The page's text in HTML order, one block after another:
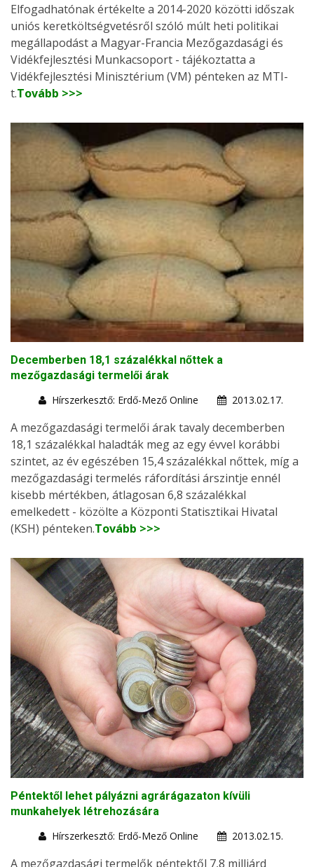
Elfogadhatónak értékelte a 2014-2020 közötti időszak
uniós keretköltségvetésről szóló múlt heti politikai
megállapodást a Magyar-Francia Mezőgazdasági és
Vidékfejlesztési Munkacsoport - tájékoztatta a
Vidékfejlesztési Minisztérium (VM) pénteken az MTI-
t.Tovább >>>
Decemberben 18,1 százalékkal nőttek a
mezőgazdasági termelői árak
Hírszerkesztő: Erdő-Mező Online
2013.02.17.
A mezőgazdasági termelői árak tavaly decemberben
18,1 százalékkal haladták meg az egy évvel korábbi
szintet, az év egészében 15,4 százalékkal nőttek, míg a
mezőgazdasági termelés ráfordítási árszintje ennél
kisebb mértékben, átlagosan 6,8 százalékkal
emelkedett - közölte a Központi Statisztikai Hivatal
(KSH) pénteken.Tovább >>>
Péntektől lehet pályázni agrárágazaton kívüli
munkahelyek létrehozására
Hírszerkesztő: Erdő-Mező Online
2013.02.15.
A mezőgazdasági termelők péntektől 7,8 milliárd